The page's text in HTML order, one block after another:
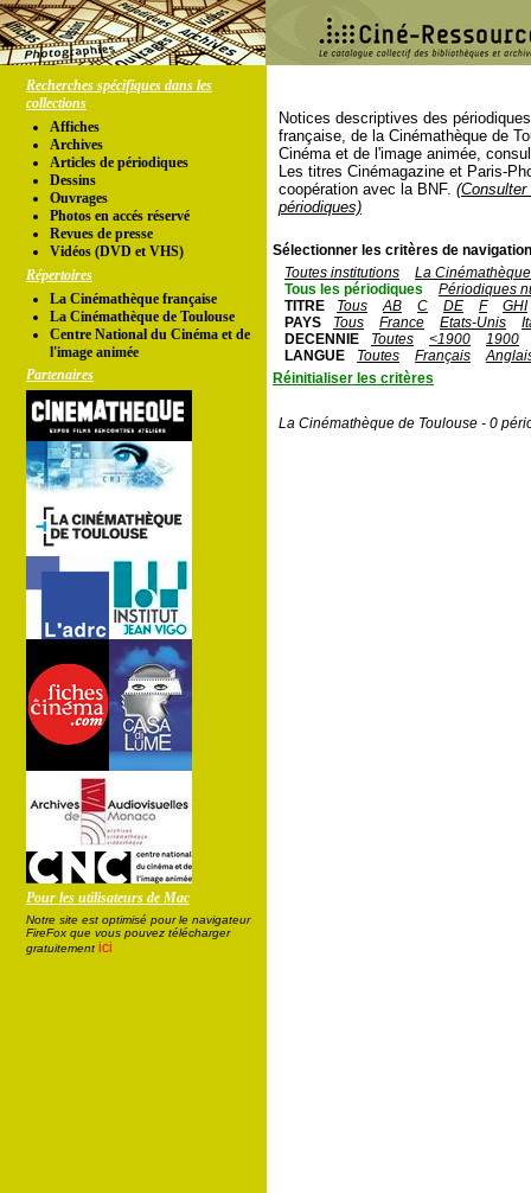
Recherches spécifiques dans les
collections
Affiches
Archives
Articles de périodiques
Dessins
Ouvrages
Photos en accés réservé
Revues de presse
Vidéos (DVD et VHS)
Répertoires
La Cinémathèque française
La Cinémathèque de Toulouse
Centre National du Cinéma et de
l'image animée
Partenaires
Pour les utilisateurs de Mac
Notre site est optimisé pour le navigateur
FireFox que vous pouvez télécharger
gratuitement ici
Notices descriptives des
française, de la Cinémathèque de
Cinéma et de l'image animée,
Les titres Cinémagazine et Paris-
coopération avec la BNF.
périodiques)
Sélectionner les critères de
Toutes institutions
La
Tous les périodiques
Périodiques
TITRE
Tous AB C DE F
GHI
PAYS
Tous France Etats-Unis
DECENNIE
Toutes <1900
1900
LANGUE
Toutes Français
Réinitialiser les critères
La Cinémathèque de Toulouse - 0